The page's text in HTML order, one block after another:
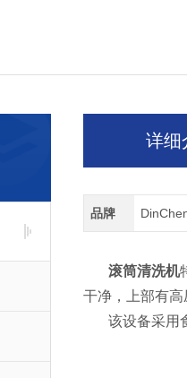
详细
品牌
滚筒清洗机
干净，上部有
该设备采用